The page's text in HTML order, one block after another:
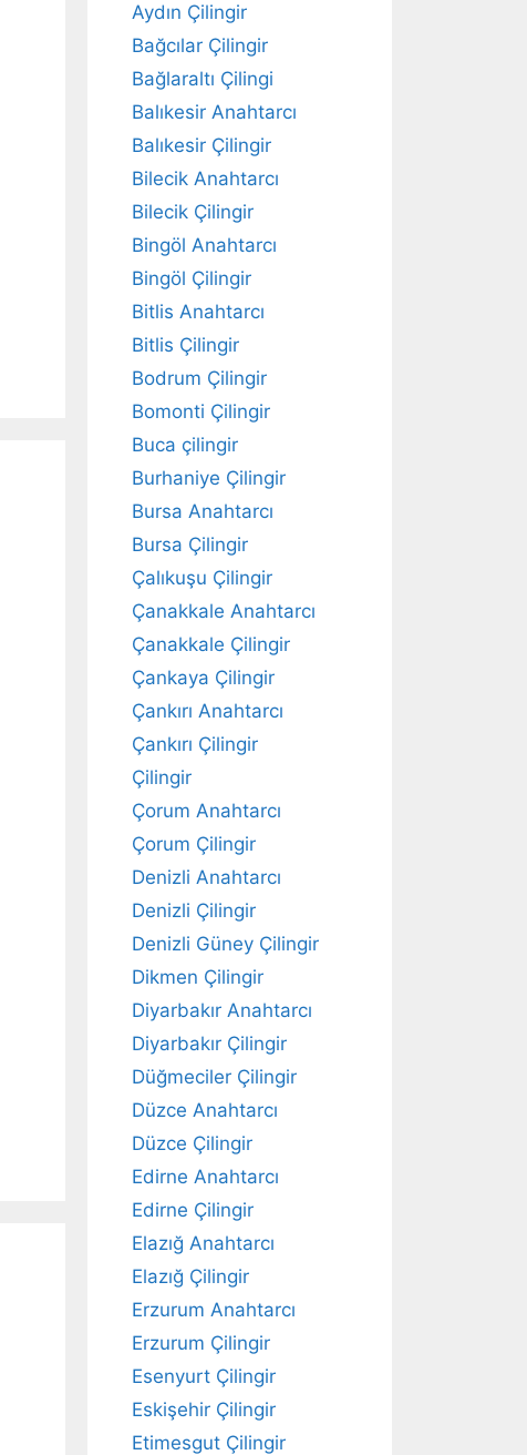
Aydın Çilingir
Bağcılar Çilingir
Bağlaraltı Çilingi
Balıkesir Anahtarcı
Balıkesir Çilingir
Bilecik Anahtarcı
Bilecik Çilingir
Bingöl Anahtarcı
Bingöl Çilingir
Bitlis Anahtarcı
Bitlis Çilingir
Bodrum Çilingir
Bomonti Çilingir
Buca çilingir
Burhaniye Çilingir
Bursa Anahtarcı
Bursa Çilingir
Çalıkuşu Çilingir
Çanakkale Anahtarcı
Çanakkale Çilingir
Çankaya Çilingir
Çankırı Anahtarcı
Çankırı Çilingir
Çilingir
Çorum Anahtarcı
Çorum Çilingir
Denizli Anahtarcı
Denizli Çilingir
Denizli Güney Çilingir
Dikmen Çilingir
Diyarbakır Anahtarcı
Diyarbakır Çilingir
Düğmeciler Çilingir
Düzce Anahtarcı
Düzce Çilingir
Edirne Anahtarcı
Edirne Çilingir
Elazığ Anahtarcı
Elazığ Çilingir
Erzurum Anahtarcı
Erzurum Çilingir
Esenyurt Çilingir
Eskişehir Çilingir
Etimesgut Çilingir